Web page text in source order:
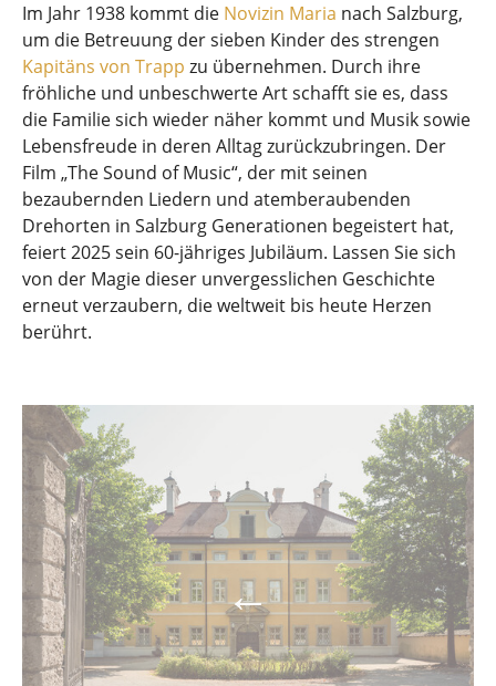
Im Jahr 1938 kommt die Novizin Maria nach Salzburg,
um die Betreuung der sieben Kinder des strengen
Kapitäns von Trapp zu übernehmen. Durch ihre
fröhliche und unbeschwerte Art schafft sie es, dass
die Familie sich wieder näher kommt und Musik sowie
Lebensfreude in deren Alltag zurückzubringen. Der
Film „The Sound of Music“, der mit seinen
bezaubernden Liedern und atemberaubenden
Drehorten in Salzburg Generationen begeistert hat,
feiert 2025 sein 60-jähriges Jubiläum. Lassen Sie sich
von der Magie dieser unvergesslichen Geschichte
erneut verzaubern, die weltweit bis heute Herzen
berührt.